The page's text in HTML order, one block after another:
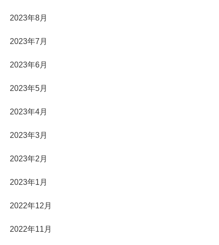
2023年8月
2023年7月
2023年6月
2023年5月
2023年4月
2023年3月
2023年2月
2023年1月
2022年12月
2022年11月